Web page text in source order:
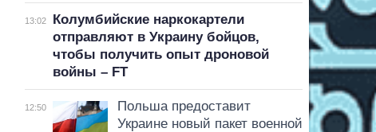
13:02
Колумбийские наркокартели
отправляют в Украину бойцов,
чтобы получить опыт дроновой
войны – FT
12:50
Польша предоставит
Украине новый пакет военной